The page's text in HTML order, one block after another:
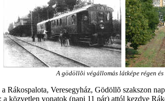
A gödöllõi végállomás látképe régen és
Rákospalota, Veresegyház, Gödöllõ szakszon
közvetlen vonatok (napi 11 pár) attól kezdve